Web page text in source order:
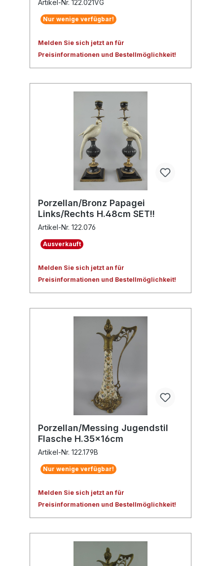
Artikel-Nr. 122.021VG
Nur wenige verfügbar!
Melden Sie sich jetzt an für
Preisinformationen und Bestellmöglichkeit!
Porzellan/Bronz Papagei
Links/Rechts H.48cm SET!!
Artikel-Nr. 122.076
Ausverkauft
Melden Sie sich jetzt an für
Preisinformationen und Bestellmöglichkeit!
Porzellan/Messing Jugendstil
Flasche H.35x16cm
Artikel-Nr. 122.179B
Nur wenige verfügbar!
Melden Sie sich jetzt an für
Preisinformationen und Bestellmöglichkeit!